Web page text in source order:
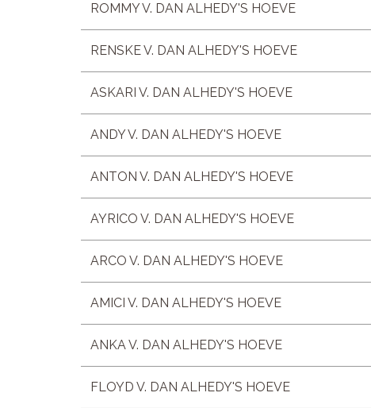
ROMMY V. DAN ALHEDY'S HOEVE
RENSKE V. DAN ALHEDY'S HOEVE
ASKARI V. DAN ALHEDY'S HOEVE
ANDY V. DAN ALHEDY'S HOEVE
ANTON V. DAN ALHEDY'S HOEVE
AYRICO V. DAN ALHEDY'S HOEVE
ARCO V. DAN ALHEDY'S HOEVE
AMICI V. DAN ALHEDY'S HOEVE
ANKA V. DAN ALHEDY'S HOEVE
FLOYD V. DAN ALHEDY'S HOEVE